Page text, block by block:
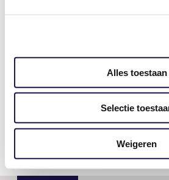
Alles toestaan
Selectie
Weigeren
Wachtwoord vergeten?
Heeft u nog geen account
Vraag deze dan hier aan.